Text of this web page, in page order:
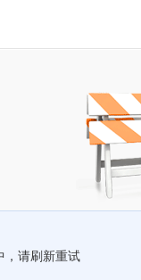
，请刷新重试